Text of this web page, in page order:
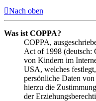
Nach oben
Was ist COPPA?
COPPA,
Act of 1998 (deutsch:
von Kindern im
USA, welches
persönliche Daten
hierzu die
der